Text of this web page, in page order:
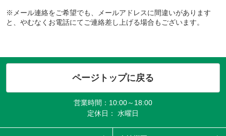
※メール連絡をご希望でも、メールアドレスに間違いがあります
と、やむなくお電話にてご連絡差し上げる場合もございます。
ページトップに戻る
営業時間：10:00～18:00
定休日： 水曜日